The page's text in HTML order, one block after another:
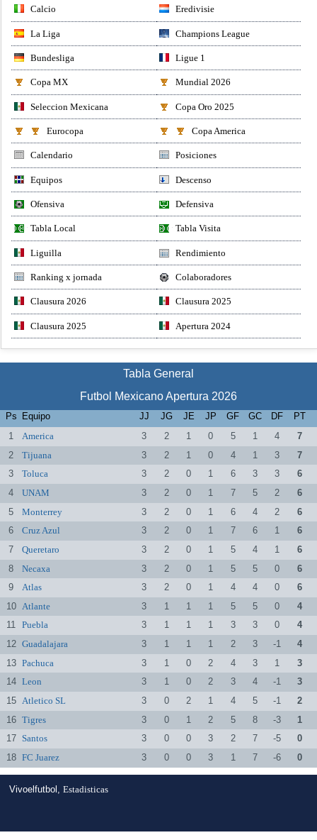
Calcio Eredivisie
La Liga Champions League
Bundesliga Ligue 1
Copa MX Mundial 2026
Seleccion Mexicana Copa Oro 2025
Eurocopa Copa America
Calendario Posiciones
Equipos Descenso
Ofensiva Defensiva
Tabla Local Tabla Visita
Liguilla Rendimiento
Ranking x jornada Colaboradores
Clausura 2026 Clausura 2025
Clausura 2025 Apertura 2024
Tabla General
Futbol Mexicano Apertura 2026
Ps Equipo JJ JG JE JP GF GC DF
PT
1
America 3 2 1 0 5 1 4
7
2
Tijuana 3 2 1 0 4 1 3
7
3
Toluca 3 2 0 1 6 3 3
6
4
UNAM 3 2 0 1 7 5 2
6
5
Monterrey 3 2 0 1 6 4 2
6
6
Cruz Azul 3 2 0 1 7 6 1
6
7
Queretaro 3 2 0 1 5 4 1
6
8
Necaxa 3 2 0 1 5 5 0
6
9
Atlas 3 2 0 1 4 4 0
6
10
Atlante 3 1 1 1 5 5 0
4
11
Puebla 3 1 1 1 3 3 0
4
12 Guadalajara 3 1 1 1 2 3 -1
4
13 Pachuca 3 1 0 2 4 3 1
3
14 Leon 3 1 0 2 3 4 -1
3
15 Atletico SL 3 0 2 1 4 5 -1
2
16 Tigres 3 0 1 2 5 8 -3
1
17 Santos 3 0 0 3 2 7 -5
0
18 FC Juarez 3 0 0 3 1 7 -6 0
Vivoelfutbol,Estadisticas